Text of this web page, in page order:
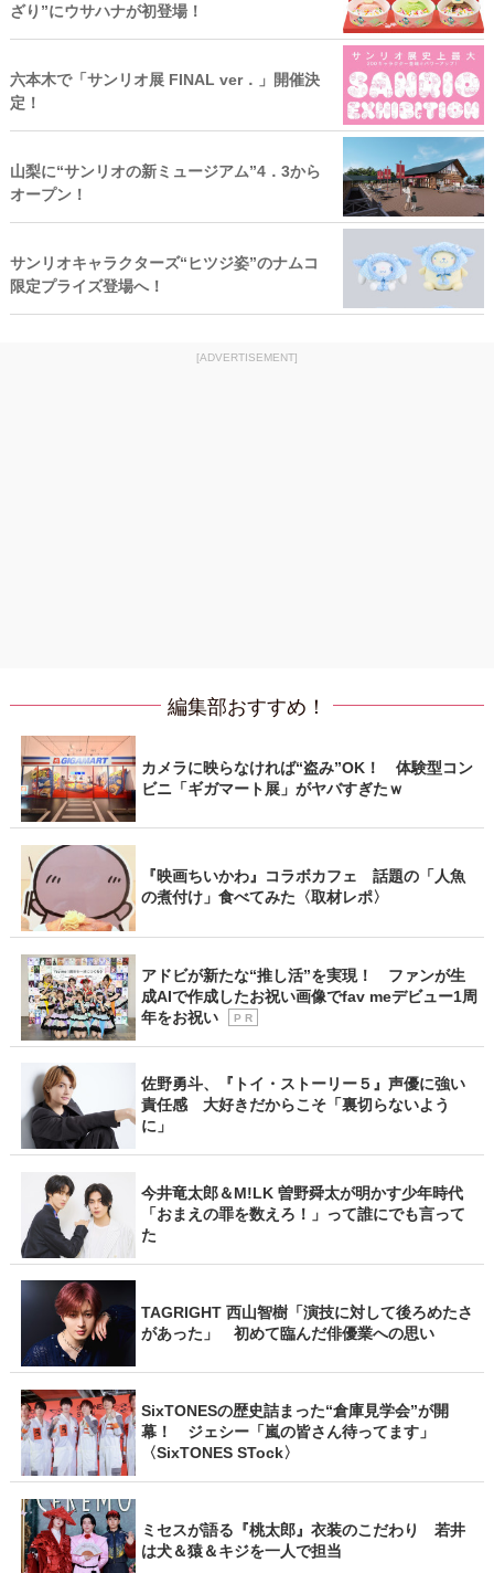
ざり”にウサハナが初登場！
六本木で「サンリオ展 FINAL ver．」開催決
定！
山梨に“サンリオの新ミュージアム”4．3から
オープン！
サンリオキャラクターズ“ヒツジ姿”のナムコ
限定プライズ登場へ！
[ADVERTISEMENT]
編集部おすすめ！
カメラに映らなければ“盗み”OK！ 体験型コン
ビニ「ギガマート展」がヤバすぎたｗ
『映画ちいかわ』コラボカフェ 話題の「人魚
の煮付け」食べてみた〈取材レポ〉
アドビが新たな“推し活”を実現！ ファンが生
成AIで作成したお祝い画像でfav meデビュー1周
年をお祝い
P R
佐野勇斗、『トイ・ストーリー５』声優に強い
責任感 大好きだからこそ「裏切らないよう
に」
今井竜太郎＆M!LK 曽野舜太が明かす少年時代
「おまえの罪を数えろ！」って誰にでも言って
た
TAGRIGHT 西山智樹「演技に対して後ろめたさ
があった」 初めて臨んだ俳優業への思い
SixTONESの歴史詰まった“倉庫見学会”が開
幕！ ジェシー「嵐の皆さん待ってます」
〈SixTONES STock〉
ミセスが語る『桃太郎』衣装のこだわり 若井
は犬＆猿＆キジを一人で担当